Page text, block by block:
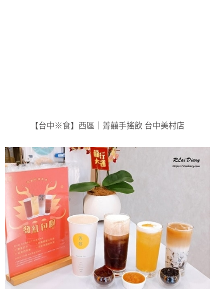
【台中※食】西區｜菁囍手搖飲 台中美村店